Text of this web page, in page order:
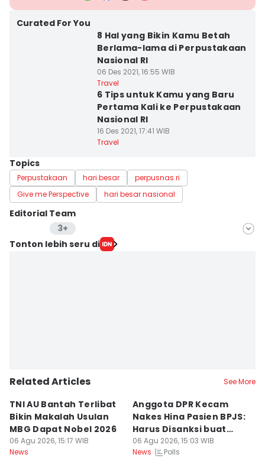
Curated For You
8 Hal yang Bikin Kamu Betah
Berlama-lama di Perpustakaan
Nasional RI
06 Des 2021, 16:55 WIB
Travel
6 Tips untuk Kamu yang Baru
Pertama Kali ke Perpustakaan
Nasional RI
16 Des 2021, 17:41 WIB
Travel
Topics
Perpustakaan hari besar
perpusnas ri
Give me Perspective
hari besar nasional
Editorial Team
3+
Editor
Tonton lebih seru di
Related Articles See More
TNI AU Bantah Terlibat
Bikin Makalah Usulan
MBG Dapat Nobel 2026
06 Agu 2026, 15:17 WIB
News
Anggota DPR Kecam
Nakes Hina Pasien BPJS:
Harus Disanksi buat
Pelajaran
06 Agu 2026, 15:03 WIB
News
Polls